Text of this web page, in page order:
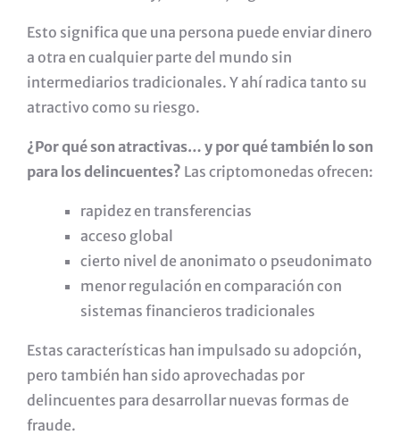
Esto significa que una persona puede enviar dinero
a otra en cualquier parte del mundo sin
intermediarios tradicionales. Y ahí radica tanto su
atractivo como su riesgo.
¿Por qué son atractivas… y por qué también lo son
para los delincuentes? Las criptomonedas ofrecen:
rapidez en transferencias
acceso global
cierto nivel de anonimato o pseudonimato
menor regulación en comparación con
sistemas financieros tradicionales
Estas características han impulsado su adopción,
pero también han sido aprovechadas por
delincuentes para desarrollar nuevas formas de
fraude.